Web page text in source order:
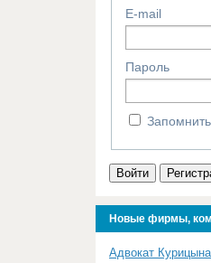
E-mail
Пароль
Войти
Новые фирмы,
Адвокат